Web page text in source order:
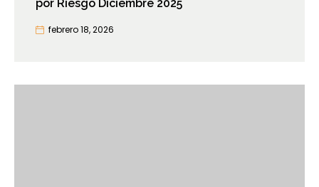
por Riesgo Diciembre 2025
febrero 18, 2026